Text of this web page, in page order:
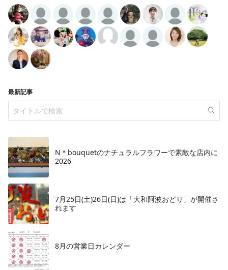
最新記事
N＊bouquetのナチュラルフラワーで素敵な店内に
2026
7月25日(土)26日(日)は「大和阿波おどり」が開催さ
れます
8月の営業日カレンダー